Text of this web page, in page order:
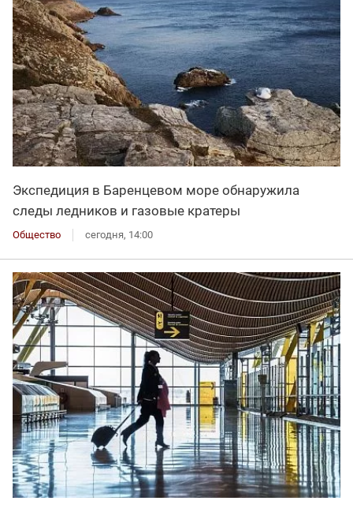
Экспедиция в Баренцевом море обнаружила
следы ледников и газовые кратеры
Общество сегодня, 14:00